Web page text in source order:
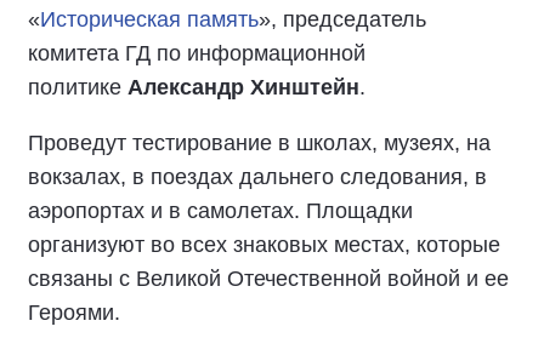
«Историческая память», председатель
комитета ГД по информационной
политике Александр Хинштейн.
Проведут тестирование в школах, музеях, на
вокзалах, в поездах дальнего следования, в
аэропортах и в самолетах. Площадки
организуют во всех знаковых местах, которые
связаны с Великой Отечественной войной и ее
Героями.